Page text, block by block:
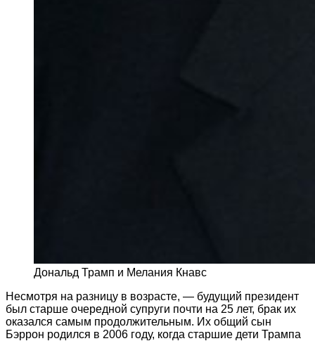
Дональд Трамп и Мелания Кнавс
Несмотря на разницу в возрасте, — будущий президент
был старше очередной супруги почти на 25 лет, брак их
оказался самым продолжительным. Их общий сын
Бэррон родился в 2006 году, когда старшие дети Трампа